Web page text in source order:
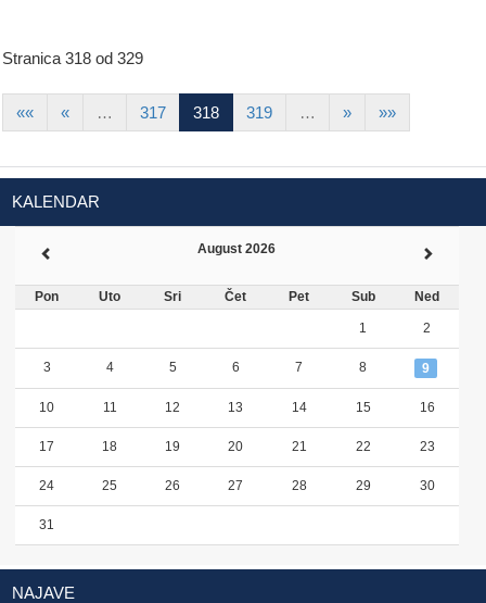
Stranica 318 od 329
«« « … 317 318 319 … » »»
KALENDAR
August 2026
Pon Uto Sri Čet Pet Sub Ned
1 2
3 4 5 6 7 8 9
10 11 12 13 14 15 16
17 18 19 20 21 22 23
24 25 26 27 28 29 30
31
NAJAVE